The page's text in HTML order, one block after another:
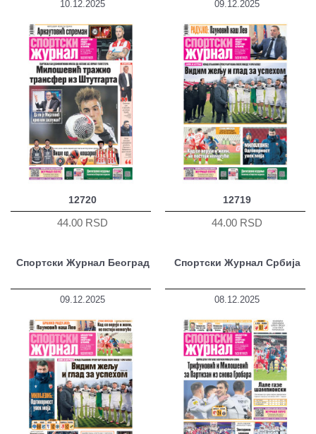
10.12.2025
12720
44.00 RSD
09.12.2025
12719
44.00 RSD
Спортски Журнал Београд
09.12.2025
Спортски Журнал Србија
08.12.2025